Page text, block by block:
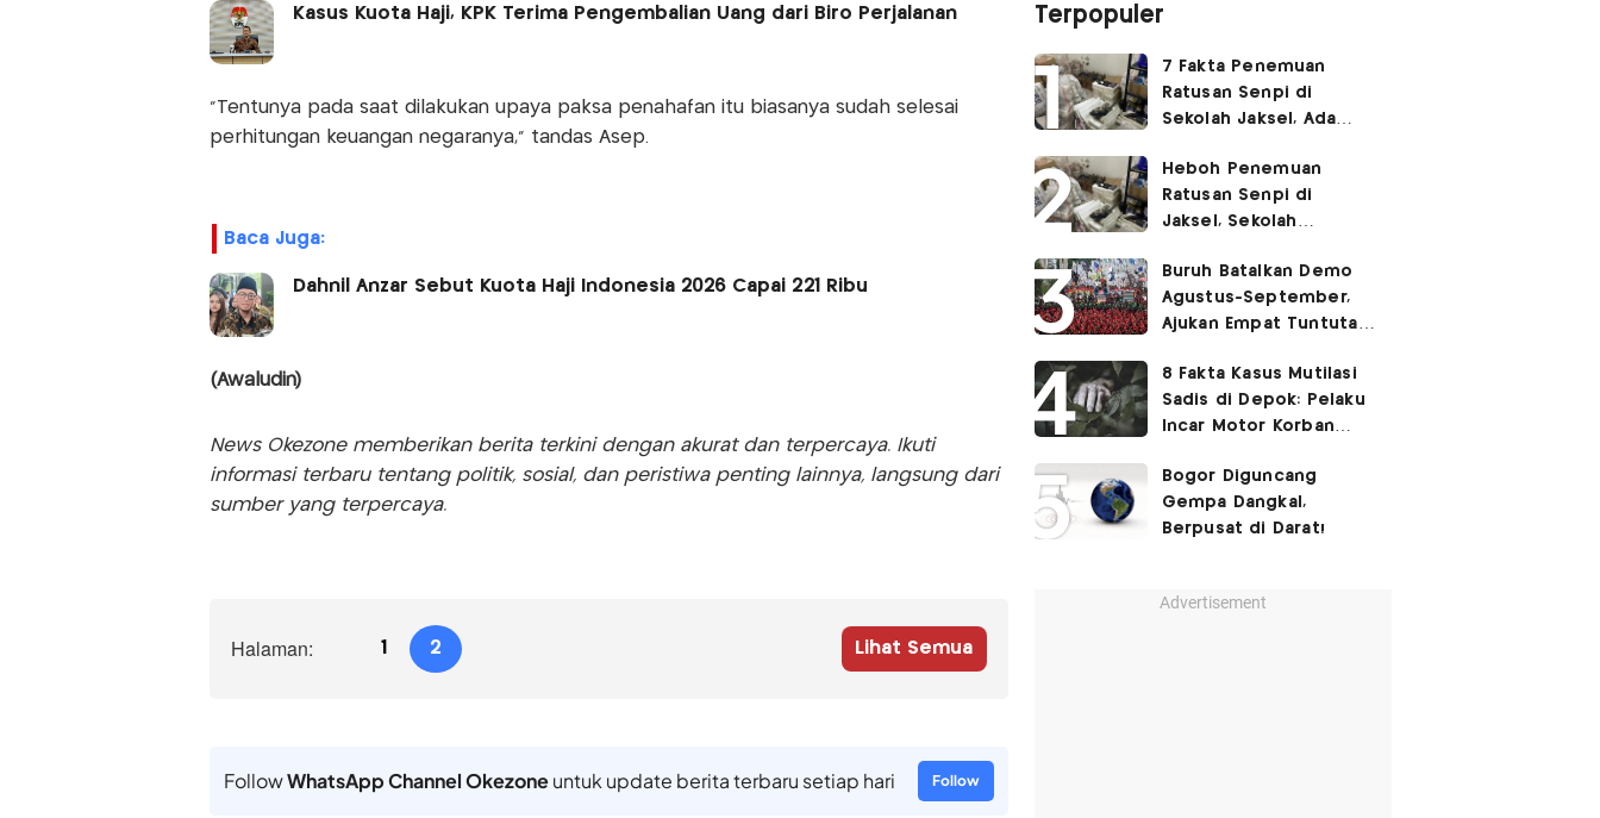
Kasus Kuota Haji, KPK Terima Pengembalian Uang dari Biro Perjalanan
"Tentunya pada saat dilakukan upaya paksa penahafan itu biasanya sudah selesai
perhitungan keuangan negaranya," tandas Asep.
Baca Juga:
Dahnil Anzar Sebut Kuota Haji Indonesia 2026 Capai 221 Ribu
(Awaludin)
News Okezone memberikan berita terkini dengan akurat dan terpercaya. Ikuti
informasi terbaru tentang politik, sosial, dan peristiwa penting lainnya, langsung dari
sumber yang terpercaya.
Halaman: 1 2 Lihat Semua
FollowWhatsApp Channel Okezoneuntuk update berita terbaru setiap hari Follow
Terpopuler
7 Fakta Penemuan
Ratusan Senpi di
Sekolah Jaksel, Ada
Ruang Bunker
Heboh Penemuan
Ratusan Senpi di
Jaksel, Sekolah
Kegiatan Eskul
Menembak
Buruh Batalkan Demo
Agustus-September,
Ajukan Empat Tuntutan
8 Fakta Kasus Mutilasi
Sadis di Depok: Pelaku
Incar Motor Korban
Bogor Diguncang
Gempa Dangkal,
Berpusat di Darat!
Advertisement